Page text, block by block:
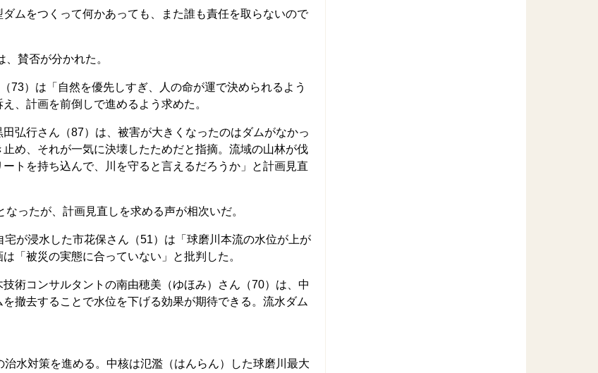
ムをつくって何かあっても、また誰も責任を取らないので
賛否が分かれた。
73）は「自然を優先しすぎ、人の命が運で決められるよう
、計画を前倒しで進めるよう求めた。
弘行さん（87）は、被害が大きくなったのはダムがなかっ
め、それが一気に決壊したためだと指摘。流域の山林が伐
トを持ち込んで、川を守ると言えるだろうか」と計画見直
ったが、計画見直しを求める声が相次いだ。
が浸水した市花保さん（51）は「球磨川本流の水位が上が
「被災の実態に合っていない」と批判した。
術コンサルタントの南由穂美（ゆほみ）さん（70）は、中
撤去することで水位を下げる効果が期待できる。流水ダム
水対策を進める。中核は氾濫（はんらん）した球磨川最大